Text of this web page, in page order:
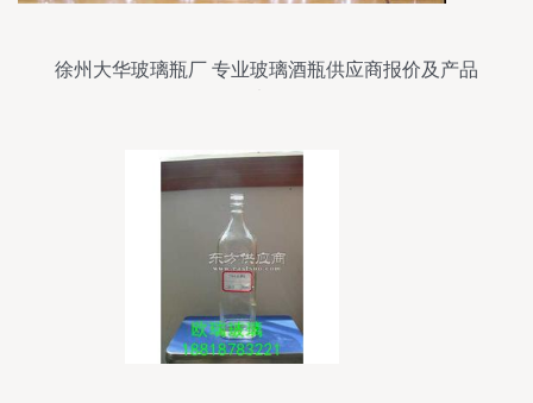
徐州大华玻璃瓶厂 专业玻璃酒瓶供应商报价及产品